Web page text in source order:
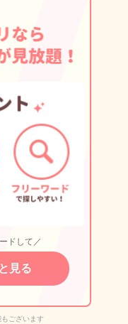
ドして／
見る
ございます